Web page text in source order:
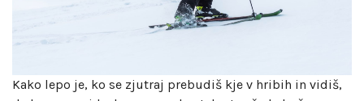
Kako lepo je, ko se zjutraj prebudiš kje v hribih in vidiš,